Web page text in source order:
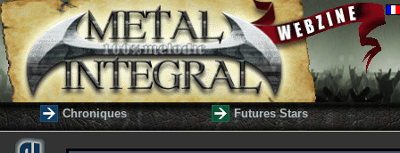
Chroniques Futures Stars